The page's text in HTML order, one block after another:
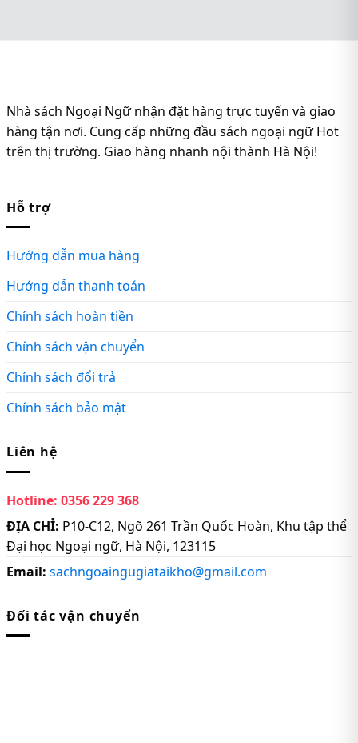
Nhà sách Ngoại Ngữ nhận đặt hàng trực tuyến và giao
hàng tận nơi. Cung cấp những đầu sách ngoại ngữ Hot
trên thị trường. Giao hàng nhanh nội thành Hà Nội!
Hỗ trợ
Hướng dẫn mua hàng
Hướng dẫn thanh toán
Chính sách hoàn tiền
Chính sách vận chuyển
Chính sách đổi trả
Chính sách bảo mật
Liên hệ
Hotline: 0356 229 368
ĐỊA CHỈ: P10-C12, Ngõ 261 Trần Quốc Hoàn, Khu tập thể
Đại học Ngoại ngữ, Hà Nội, 123115
Email: sachngoaingugiataikho@gmail.com
Đối tác vận chuyển